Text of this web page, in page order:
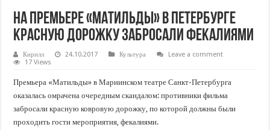
На премьере «Матильды» в Петербурге
красную дорожку забросали фекалиями
Кирилл 24.10.2017 Культура
Leave a comment
17 Views
Премьера «Матильды» в Мариинском театре Санкт-Петербурга
оказалась омрачена очередным скандалом: противники фильма
забросали красную ковровую дорожку, по которой должны были
проходить гости мероприятия, фекалиями.